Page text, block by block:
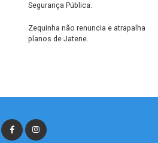
Segurança Pública.
Zequinha não renuncia e atrapalha
planos de Jatene.